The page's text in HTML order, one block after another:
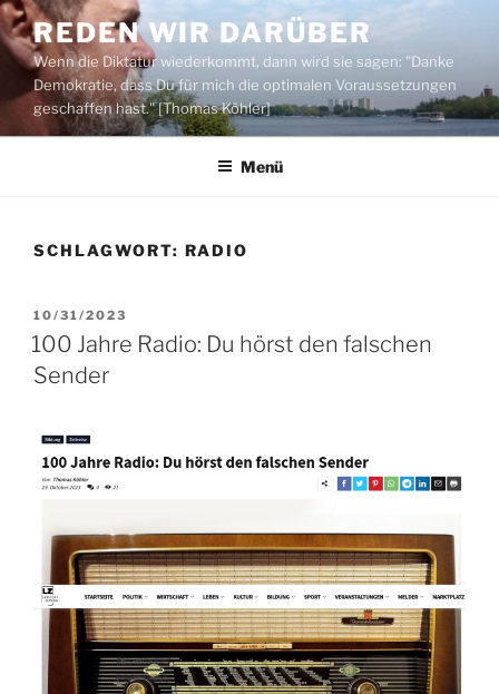
Zum
Inhalt
springen
REDEN WIR DARÜBER
Wenn die Diktatur wiederkommt, dann wird sie sagen: "Danke
Demokratie, dass Du für mich die optimalen Voraussetzungen
geschaffen hast." [Thomas Köhler]
Menü
SCHLAGWORT: RADIO
VERÖFFENTLICHT
AM
10/31/2023
100 Jahre Radio: Du hörst den falschen
Sender